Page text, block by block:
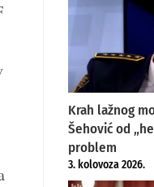
Krah lažnog
Šehović od
problem
3. kolovoza 2026.